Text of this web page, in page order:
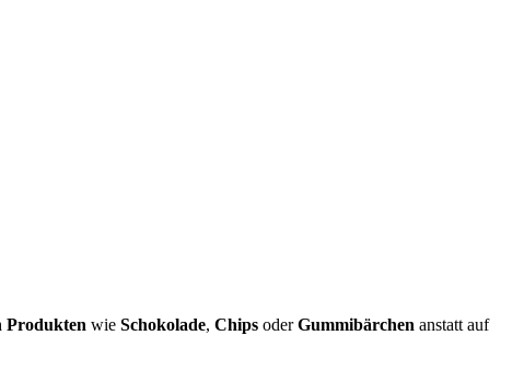
Produkten wie Schokolade, Chips oderGummibärchen anstatt auf